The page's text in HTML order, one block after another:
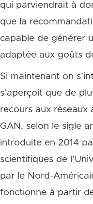
qui parviendrait à
que la
capable de générer
adaptée aux goûts
Si maintenant on
s’aperçoit que de
recours aux
GAN, selon le sigle
introduite en 2014
scientifiques de
par le Nord-
fonctionne à partir